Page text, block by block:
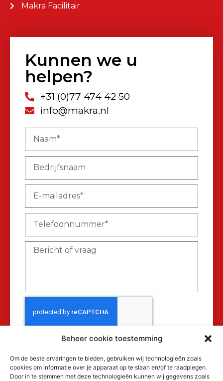
Beheer cookie toestemming
Om de beste ervaringen te bieden, gebruiken wij technologieën zoals
cookies om informatie over je apparaat op te slaan en/of te raadplegen.
Door in te stemmen met deze technologieën kunnen wij gegevens zoals
Makra Facilitair
Kunnen we u
helpen?
+31 (0)77 474 42 50
info@makra.nl
Verzenden